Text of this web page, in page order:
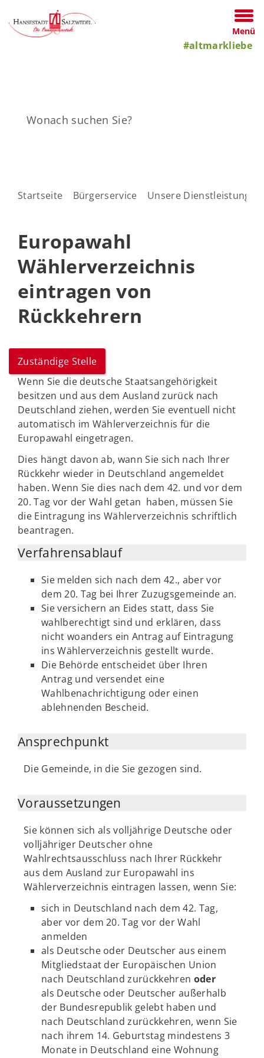
Menü
#altmarkliebe
Startseite Bürgerservice Unsere Dienstleistungen
Europawahl
Wählerverzeichnis
eintragen von
Rückkehrern
Zuständige Stelle
Wenn Sie die deutsche Staatsangehörigkeit
besitzen und aus dem Ausland zurück nach
Deutschland ziehen, werden Sie eventuell nicht
automatisch im Wählerverzeichnis für die
Europawahl eingetragen.
Dies hängt davon ab, wann Sie sich nach Ihrer
Rückkehr wieder in Deutschland angemeldet
haben. Wenn Sie dies nach dem 42. und vor dem
20. Tag vor der Wahl getan haben, müssen Sie
die Eintragung ins Wählerverzeichnis schriftlich
beantragen.
Verfahrensablauf
Sie melden sich nach dem 42., aber vor
dem 20. Tag bei Ihrer Zuzugsgemeinde an.
Sie versichern an Eides statt, dass Sie
wahlberechtigt sind und erklären, dass
nicht woanders ein Antrag auf Eintragung
ins Wählerverzeichnis gestellt wurde.
Die Behörde entscheidet über Ihren
Antrag und versendet eine
Wahlbenachrichtigung oder einen
ablehnenden Bescheid.
Ansprechpunkt
Die Gemeinde, in die Sie gezogen sind.
Voraussetzungen
Sie können sich als volljährige Deutsche oder
volljähriger Deutscher ohne
Wahlrechtsausschluss nach Ihrer Rückkehr
aus dem Ausland zur Europawahl ins
Wählerverzeichnis eintragen lassen, wenn Sie:
sich in Deutschland nach dem 42. Tag,
aber vor dem 20. Tag vor der Wahl
anmelden
als Deutsche oder Deutscher aus einem
Mitgliedstaat der Europäischen Union
nach Deutschland zurückkehren oder
als Deutsche oder Deutscher außerhalb
der Bundesrepublik gelebt haben und
nach Deutschland zurückkehren, wenn Sie
nach ihrem 14. Geburtstag mindestens 3
Monate in Deutschland eine Wohnung